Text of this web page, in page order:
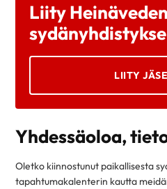
Liity Heinäveden
LIITY
Yhdessäoloa,
Oletko kiinnostunut paikallisesta
tapahtumakalenterin kautta